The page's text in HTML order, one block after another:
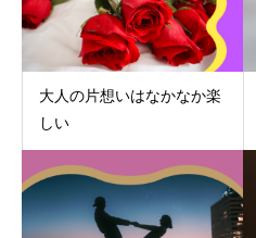
大人の片想いはなかなか楽
しい